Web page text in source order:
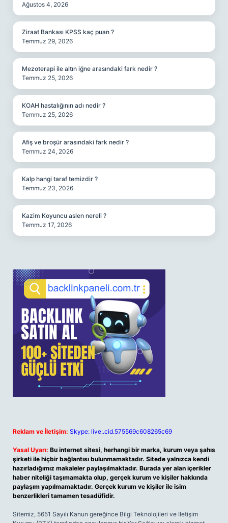
Ağustos 4, 2026
Ziraat Bankası KPSS kaç puan ?
Temmuz 29, 2026
Mezoterapi ile altın iğne arasındaki fark nedir ?
Temmuz 25, 2026
KOAH hastalığının adı nedir ?
Temmuz 25, 2026
Afiş ve broşür arasındaki fark nedir ?
Temmuz 24, 2026
Kalp hangi taraf temizdir ?
Temmuz 23, 2026
Kazim Koyuncu aslen nereli ?
Temmuz 17, 2026
Reklam ve İletişim: Skype: live:.cid.575569c608265c69
Yasal Uyarı: Bu internet sitesi, herhangi bir marka, kurum veya şahıs
şirketi ile hiçbir bağlantısı bulunmamaktadır. Sitede yalnızca kendi
hazırladığımız makaleler paylaşılmaktadır. Burada yer alan içerikler
haber niteliği taşımamakta olup, gerçek kurum ve kişiler hakkında
paylaşım yapılmamaktadır. Gerçek kurum ve kişiler ile isim
benzerlikleri tamamen tesadüfidir.
Sitemiz, 5651 Sayılı Kanun gereğince Bilgi Teknolojileri ve İletişim